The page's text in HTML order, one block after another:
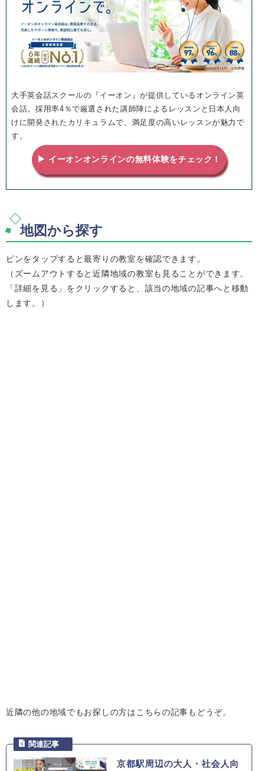
大手英会話スクールの『イーオン』が提供しているオンライン英
会話。採用率4％で厳選された講師陣によるレッスンと日本人向
けに開発されたカリキュラムで、満足度の高いレッスンが魅力で
す。
▶ イーオンオンラインの無料体験をチェック！
地図から探す
ピンをタップすると最寄りの教室を確認できます。
（ズームアウトすると近隣地域の教室も見ることができます。
「詳細を見る」をクリックすると、該当の地域の記事へと移動
します。）
近隣の他の地域でもお探しの方はこちらの記事もどうぞ。
京都駅周辺の大人・社会人向